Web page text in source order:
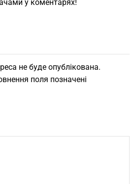
у коментарях!
не буде опублікована.
поля позначені